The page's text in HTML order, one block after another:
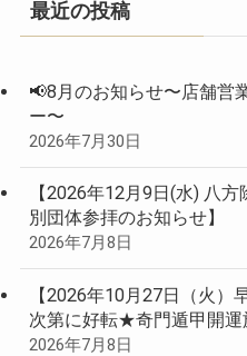
最近の投稿
📢8月のお知らせ〜店舗営
ー〜
2026年7月30日
【2026年12月9日(水) 八
別団体参拝のお知らせ】
2026年7月8日
【2026年10月27日（火）
次第に好転★奇門遁甲開
2026年7月8日